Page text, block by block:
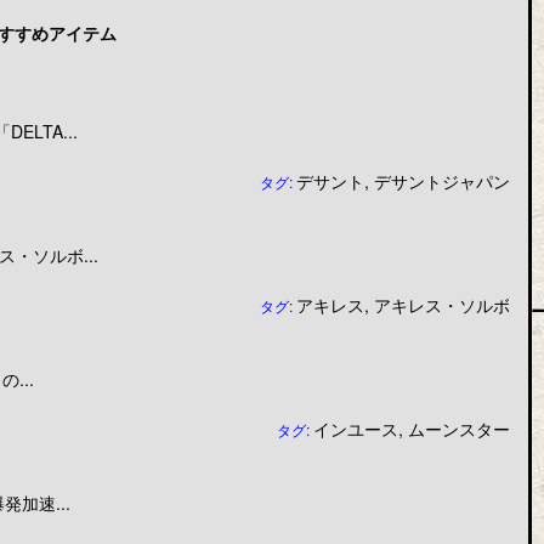
すめアイテム
DELTA...
タグ:デサント , デサントジャパン
・ソルボ...
タグ: アキレス, アキレス・ソルボ
...
タグ: インユース, ムーンスター
加速...